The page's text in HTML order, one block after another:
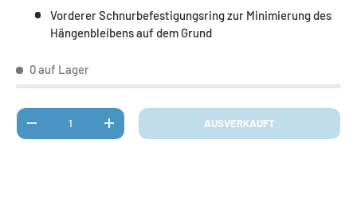
Vorderer Schnurbefestigungsring zur Minimierung des
Hängenbleibens auf dem Grund
0 auf Lager
Anzahl
MENGE VERRINGERNMENGE ERHÖHEN AUSVERKAUFT